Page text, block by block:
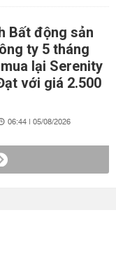
Bất động sản
ty 5 tháng
lại Serenity
với giá 2.500
06:44 | 05/08/2026